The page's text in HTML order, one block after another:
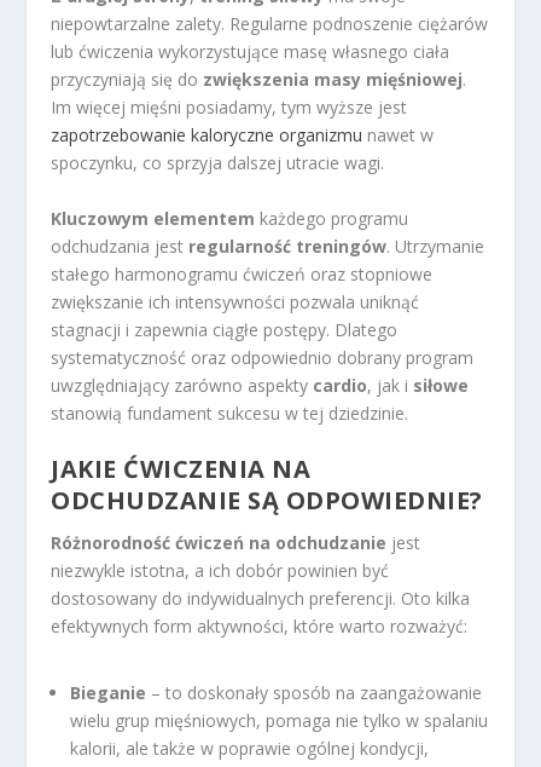
niepowtarzalne zalety. Regularne podnoszenie ciężarów
lub ćwiczenia wykorzystujące masę własnego ciała
przyczyniają się do zwiększenia masy mięśniowej.
Im więcej mięśni posiadamy, tym wyższe jest
zapotrzebowanie kaloryczne organizmu nawet w
spoczynku, co sprzyja dalszej utracie wagi.
Kluczowym elementem każdego programu
odchudzania jest regularność treningów. Utrzymanie
stałego harmonogramu ćwiczeń oraz stopniowe
zwiększanie ich intensywności pozwala uniknąć
stagnacji i zapewnia ciągłe postępy. Dlatego
systematyczność oraz odpowiednio dobrany program
uwzględniający zarówno aspekty cardio, jak i siłowe
stanowią fundament sukcesu w tej dziedzinie.
JAKIE ĆWICZENIA NA
ODCHUDZANIE SĄ ODPOWIEDNIE?
Różnorodność ćwiczeń na odchudzanie jest
niezwykle istotna, a ich dobór powinien być
dostosowany do indywidualnych preferencji. Oto kilka
efektywnych form aktywności, które warto rozważyć:
Bieganie – to doskonały sposób na zaangażowanie
wielu grup mięśniowych, pomaga nie tylko w spalaniu
kalorii, ale także w poprawie ogólnej kondycji,